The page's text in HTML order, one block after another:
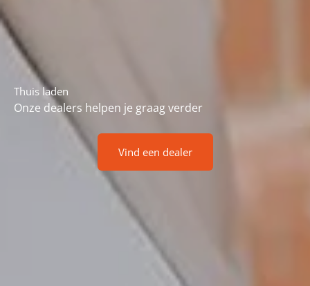
Thuis laden
Onze dealers helpen je graag verder
Vind een dealer